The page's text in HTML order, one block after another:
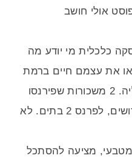
אולי חושב
כלכלית מי יודע מה
את עצמם חיים ברמת
חיים נמוכה מזו שהתרגלו אליה. 2 משכורות שפירנסו
בית אחד צריכות, לאחר הגירושים, לפרנס 2 בתים. לא
מציעה להסתכל